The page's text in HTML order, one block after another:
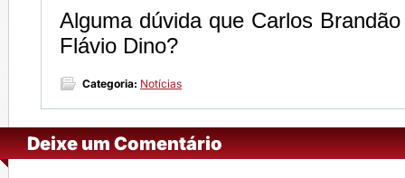
Alguma dúvida que Carlos
Flávio Dino?
Categoria: Notícias
Deixe um Comentário